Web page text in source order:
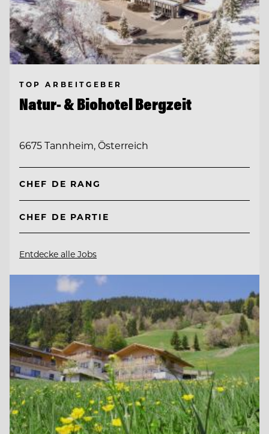
TOP ARBEITGEBER
Natur- & Biohotel Bergzeit
6675 Tannheim, Österreich
CHEF DE RANG
CHEF DE PARTIE
Entdecke alle Jobs